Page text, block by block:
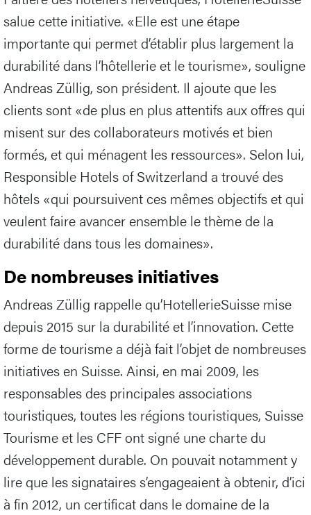
salue cette initiative. «Elle est une étape
importante qui permet d’établir plus largement la
durabilité dans l’hôtellerie et le tourisme», souligne
Andreas Züllig, son président. Il ajoute que les
clients sont «de plus en plus attentifs aux offres qui
misent sur des collaborateurs motivés et bien
formés, et qui ménagent les ressources». Selon lui,
Responsible Hotels of Switzerland a trouvé des
hôtels «qui poursuivent ces mêmes objectifs et qui
veulent faire avancer ensemble le thème de la
durabilité dans tous les domaines».
De nombreuses initiatives
Andreas Züllig rappelle qu’HotellerieSuisse mise
depuis 2015 sur la durabilité et l’innovation. Cette
forme de tourisme a déjà fait l’objet de nombreuses
initiatives en Suisse. Ainsi, en mai 2009, les
responsables des principales associations
touristiques, toutes les régions touristiques, Suisse
Tourisme et les CFF ont signé une charte du
développement durable. On pouvait notamment y
lire que les signataires s’engageaient à obtenir, d’ici
à fin 2012, un certificat dans le domaine de la